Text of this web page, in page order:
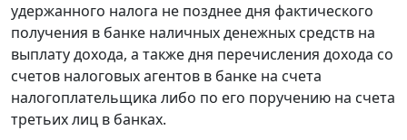
удержанного налога не позднее дня фактического
получения в банке наличных денежных средств на
выплату дохода, а также дня перечисления дохода со
счетов налоговых агентов в банке на счета
налогоплательщика либо по его поручению на счета
третьих лиц в банках.